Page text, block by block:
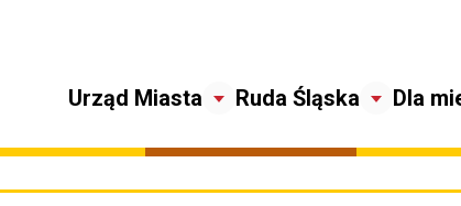
Urząd Miasta Ruda Śląska Dla